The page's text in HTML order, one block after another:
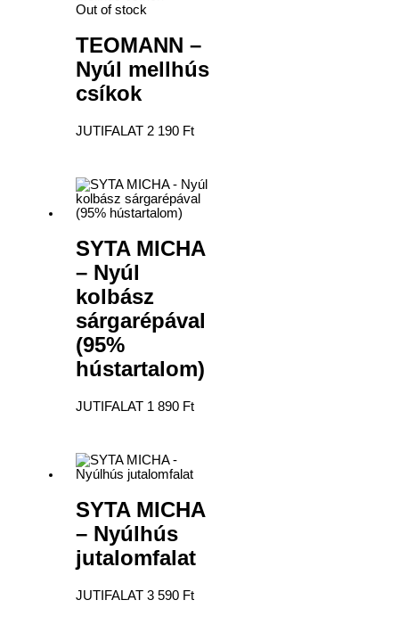
Out of stock
TEOMANN –
Nyúl mellhús
csíkok
JUTIFALAT 2 190 Ft
SYTA MICHA
– Nyúl
kolbász
sárgarépával
(95%
hústartalom)
JUTIFALAT 1 890 Ft
SYTA MICHA
– Nyúlhús
jutalomfalat
JUTIFALAT3 590 Ft